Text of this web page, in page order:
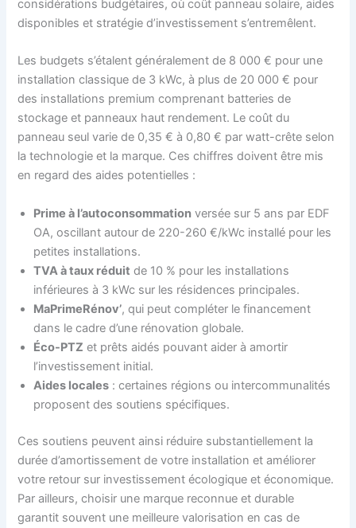
considérations budgétaires, où coût panneau solaire, aides
disponibles et stratégie d’investissement s’entremêlent.
Les budgets s’étalent généralement de 8 000 € pour une
installation classique de 3 kWc, à plus de 20 000 € pour
des installations premium comprenant batteries de
stockage et panneaux haut rendement. Le coût du
panneau seul varie de 0,35 € à 0,80 € par watt-crête selon
la technologie et la marque. Ces chiffres doivent être mis
en regard des aides potentielles :
Prime à l’autoconsommation versée sur 5 ans par EDF
OA, oscillant autour de 220-260 €/kWc installé pour les
petites installations.
TVA à taux réduit de 10 % pour les installations
inférieures à 3 kWc sur les résidences principales.
MaPrimeRénov’, qui peut compléter le financement
dans le cadre d’une rénovation globale.
Éco-PTZ et prêts aidés pouvant aider à amortir
l’investissement initial.
Aides locales : certaines régions ou intercommunalités
proposent des soutiens spécifiques.
Ces soutiens peuvent ainsi réduire substantiellement la
durée d’amortissement de votre installation et améliorer
votre retour sur investissement écologique et économique.
Par ailleurs, choisir une marque reconnue et durable
garantit souvent une meilleure valorisation en cas de